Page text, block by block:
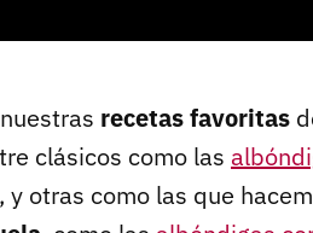
recetas favoritas
clásicos como las
y otras como las que